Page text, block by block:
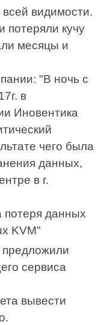
всей видимости.
потеряли кучу
месяцы и
"В ночь с
в
Иновентика
чего была
данных,
в г.
потеря данных
KVM"
предложили
сервиса
вывести